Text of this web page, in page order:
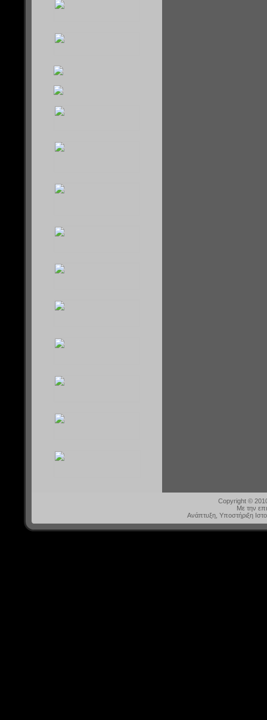
Copyright ©
Με την
Ανάπτυξη, Υποστήριξη